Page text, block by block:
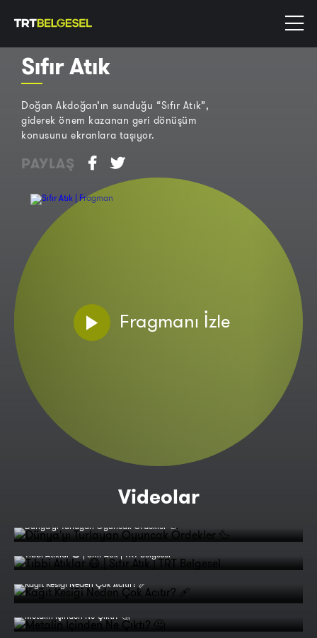
Sıfır Atık
Doğan Akdoğan’ın sunduğu “Sıfır Atık”,
giderek önem kazanan geri dönüşüm
konusunu ekranlara taşıyor.
PAYLAŞ
Fragmanı İzle
Videolar
Dünya'yı Turlayan Oyuncak Ördekler 🦆
Tıbbi Atıklar 😷 | Sıfır Atık | TRT Belgesel
Kağıt Kesiği Neden Çok Acıtır? 🩹
Metalin İçinden Ne Çıktı? 🤔